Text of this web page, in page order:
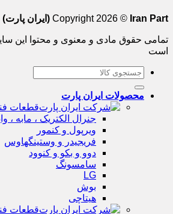
Copyright 2026 © Iran Part (ایران پارت)
تمامی حقوق مادی و معنوی و محتوا این
است
جستجو
محصولات ایران پارت
قطعات
جنرال الکتریک ، مابه ،
ویرپول و کنمور
فریجیدر و وستینگهاوس
دوو و بکو و کنوود
سامسونگ
LG
بوش
هیتاچی
قطعات